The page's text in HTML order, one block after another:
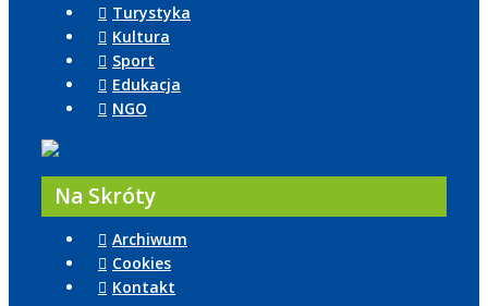
Turystyka
Kultura
Sport
Edukacja
NGO
Na Skróty
Archiwum
Cookies
Kontakt